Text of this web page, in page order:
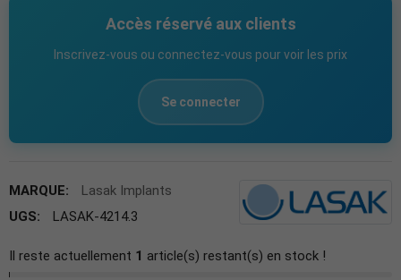
Accès réservé aux clients
Inscrivez-vous ou connectez-vous pour voir les prix
Se connecter
MARQUE:
Lasak Implants
UGS:
LASAK-4214.3
Il reste actuellement 1 article(s) restant(s) en stock !